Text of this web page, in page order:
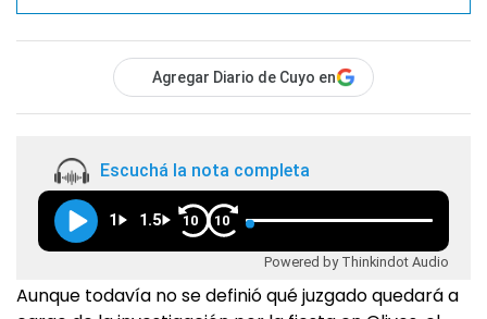
Agregar Diario de Cuyo en
Escuchá la nota completa
1 1.5 10 10
Powered by Thinkindot Audio
Aunque todavía no se definió qué juzgado quedará a